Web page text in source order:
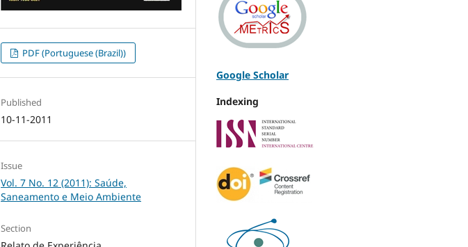
PDF (Portuguese (Brazil))
Published
10-11-2011
Issue
Vol. 7 No. 12 (2011): Saúde,
Saneamento e Meio Ambiente
Section
Google Scholar
Indexing